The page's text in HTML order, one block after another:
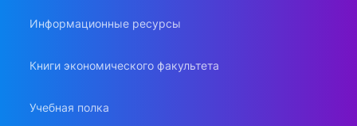
Информационные ресурсы
Книги экономического факультета
Учебная полка